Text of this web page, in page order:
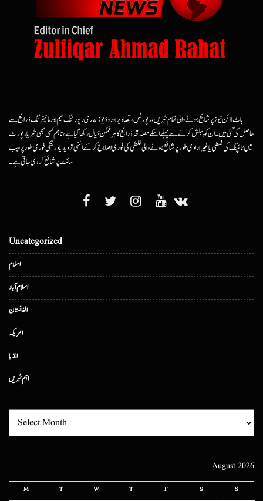
ہاٹ لائن نیوز پر شائع ہونے والی تمام خبریں، رپورٹس، تصاویر اور وڈیوز ہماری رپورٹنگ ٹیم اور مانیٹرنگ ذرائع سے
حاصل کی گئی ہیں۔ ان کو پبلش کرنے سے پہلے اسکے مصدقہ ذرائع کا ہرممکن خیال رکھا گیا ہے، تاہم کسی بھی خبر یا رپورٹ
میں ٹائپنگ کی غلطی یا غیرارادی طور پر شائع ہونے والی غلطی کی فوری اصلاح کرکے اسکی تردید یا درستگی فوری طور پر ویب
سائٹ پر شائع کردی جاتی ہے۔
Uncategorized
اسلام
اسلام آباد
افغانستان
امریکہ
انڈیا
اہم خبریں
August 2026
M T W T F S S